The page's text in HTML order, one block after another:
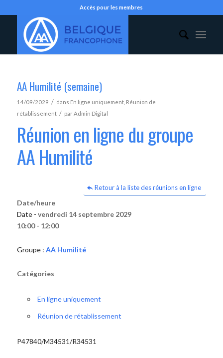
Accès pour les membres
AA Humilité (semaine)
14/09/2029 / dans En ligne uniquement, Réunion de
rétablissement / parAdmin Digital
Réunion en ligne du groupe
AA Humilité
Retour à la liste des réunions en ligne
Date/heure
Date - vendredi 14 septembre 2029
10:00 - 12:00
Groupe : AA Humilité
Catégories
En ligne uniquement
Réunion de rétablissement
P47840/M34531/R34531